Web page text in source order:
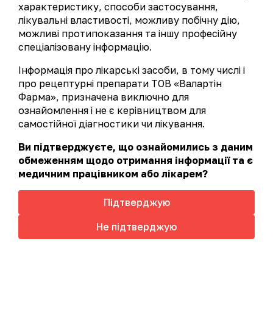
Кардіологія Метаболічна терапія
Неврологія Оториноларингологія
Офтальмологія
за алфавітомрецептурнібезрецептурні
А-Я
А В Г Д
М
Н О П Р
С
Т
У
Цей сайт використовує файли cookie для аналізу
взаємодії з сайтом, з метою підвищення якості
характеристику, способи застосування,
лікувальні властивості, можливу побічну дію,
можливі протипоказання та іншу професійну
спеціалізовану інформацію.
Інформація про лікарські засоби, в тому числі і
про рецептурні препарати ТОВ «Валартін
Фарма», призначена виключно для
ознайомлення і не є керівництвом для
самостійної діагностики чи лікування.
Ви підтверджуєте, що ознайомились з даним
обмеженням щодо отримання інформації та є
медичним працівником або лікарем?
Підтверджую
Не підтверджую